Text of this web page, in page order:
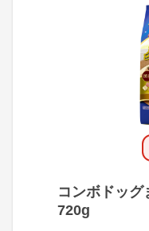
コンボドッグ
720g